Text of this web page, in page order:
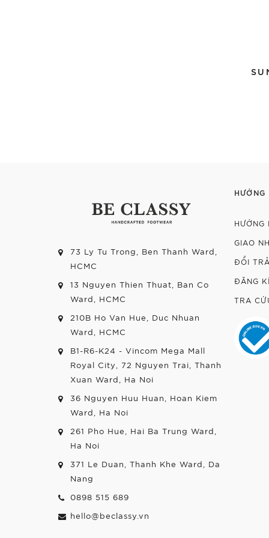
73 Ly Tu Trong, Ben Thanh Ward,
HCMC
13 Nguyen Thien Thuat, Ban Co
Ward, HCMC
210B Ho Van Hue, Duc Nhuan
Ward, HCMC
B1-R6-K24 - Vincom Mega Mall
Royal City, 72 Nguyen Trai, Thanh
Xuan Ward, Ha Noi
36 Nguyen Huu Huan, Hoan Kiem
Ward, Ha Noi
261 Pho Hue, Hai Ba Trung Ward,
Ha Noi
371 Le Duan, Thanh Khe Ward, Da
Nang
0898 515 689
hello@beclassy.vn
HƯỚNG
HƯỚNG
GIAO
ĐỔI
ĐĂNG
TRA